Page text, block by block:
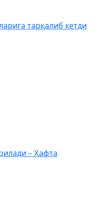
тарқалиб кетди
– Ҳафта